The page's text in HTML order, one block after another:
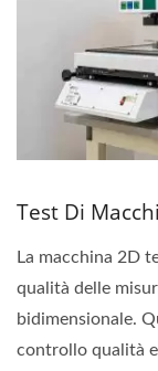
Test Di
La macchina 2D
qualità delle
bidimensionale.
controllo qualità